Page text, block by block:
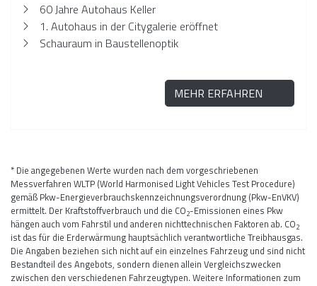
60 Jahre Autohaus Keller
1. Autohaus in der Citygalerie eröffnet
Schauraum in Baustellenoptik
MEHR ERFAHREN
* Die angegebenen Werte wurden nach dem vorgeschriebenen
Messverfahren WLTP (World Harmonised Light Vehicles Test Procedure)
gemäß Pkw-Energieverbrauchskennzeichnungsverordnung (Pkw-EnVKV)
ermittelt. Der Kraftstoffverbrauch und die CO2-Emissionen eines Pkw
hängen auch vom Fahrstil und anderen nichttechnischen Faktoren ab. CO2
ist das für die Erderwärmung hauptsächlich verantwortliche Treibhausgas.
Die Angaben beziehen sich nicht auf ein einzelnes Fahrzeug und sind nicht
Bestandteil des Angebots, sondern dienen allein Vergleichszwecken
zwischen den verschiedenen Fahrzeugtypen. Weitere Informationen zum